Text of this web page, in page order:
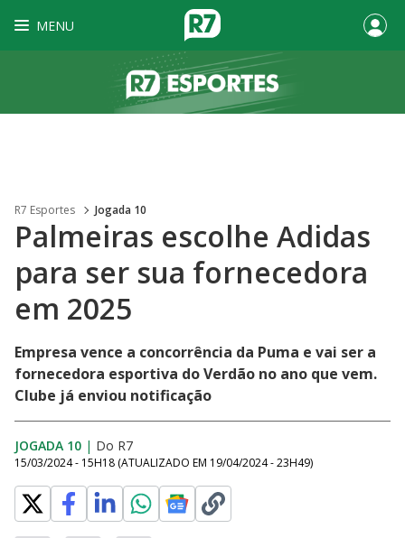
MENU
R7 Esportes Jogada 10
Palmeiras escolhe Adidas
para ser sua fornecedora
em 2025
Empresa vence a concorrência da Puma e vai ser a
fornecedora esportiva do Verdão no ano que vem.
Clube já enviou notificação
JOGADA 10 | Do R7
15/03/2024 - 15H18 (ATUALIZADO EM 19/04/2024 - 23H49)